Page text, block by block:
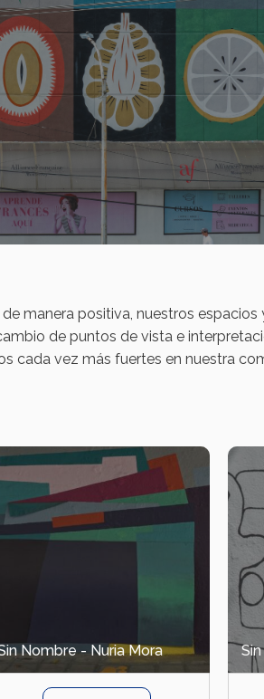
manera positiva, nuestros
de puntos de vista e
cada vez más fuertes en nuestra
Nombre - Nuria Mora